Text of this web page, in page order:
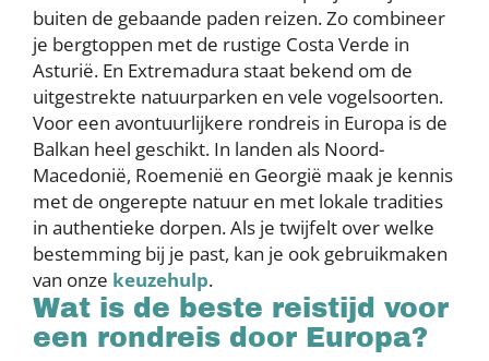
buiten de gebaande paden reizen. Zo combineer
je bergtoppen met de rustige Costa Verde in
Asturië. En Extremadura staat bekend om de
uitgestrekte natuurparken en vele vogelsoorten.
Voor een avontuurlijkere rondreis in Europa is de
Balkan heel geschikt. In landen als Noord-
Macedonië, Roemenië en Georgië maak je kennis
met de ongerepte natuur en met lokale tradities
in authentieke dorpen. Als je twijfelt over welke
bestemming bij je past, kan je ook gebruikmaken
van onze keuzehulp.
Wat is de beste reistijd voor
een rondreis door Europa?